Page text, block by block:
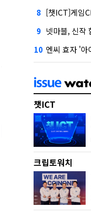
8 [챗ICT]게임
9 넷마블, 신작
10 엔씨 효자 '아이
챗ICT
크립토워치